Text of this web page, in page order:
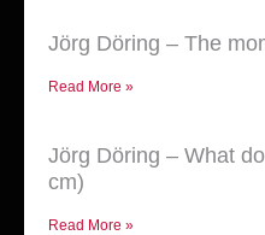
Jörg Döring – The
Read More »
Jörg Döring – What
cm)
Read More »